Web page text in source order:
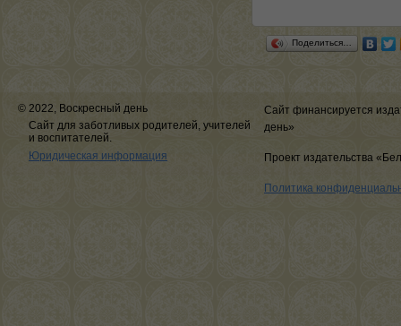
Поделиться…
© 2022, Воскресный день
Сайт для заботливых родителей, учителей
и воспитателей.
Юридическая информация
Сайт финансируется
день»
Проект издательства
Политика